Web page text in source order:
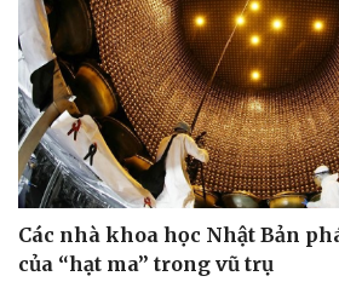
Cải chính
Các nhà khoa học Nhật Bản
của “hạt ma” trong vũ trụ